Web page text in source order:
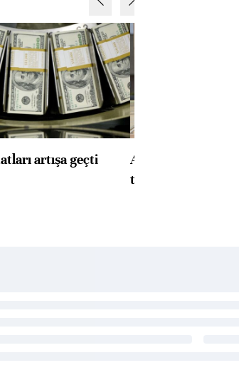
artışa geçti
ABD'de konut
toparlandı